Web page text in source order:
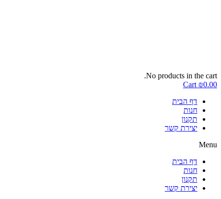
No products in the cart.
₪0.00
Cart
דף הבית
חנות
תקנון
יצירת קשר
Menu
דף הבית
חנות
תקנון
יצירת קשר